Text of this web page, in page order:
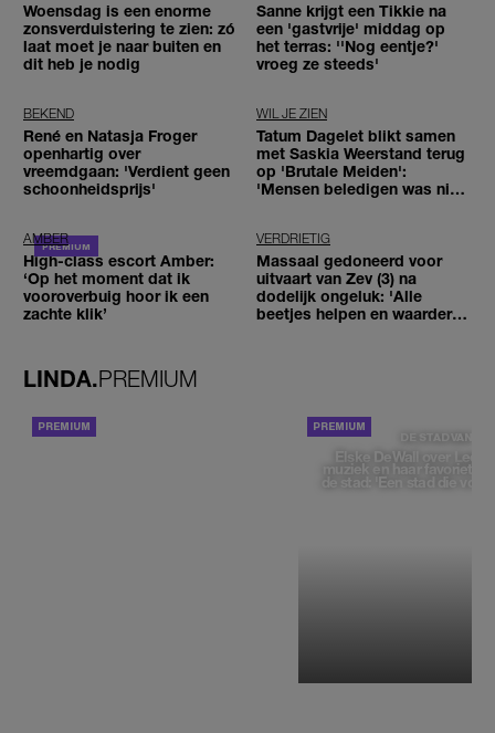
Woensdag is een enorme
zonsverduistering te zien: zó
laat moet je naar buiten en
dit heb je nodig
Sanne krijgt een Tikkie na
een 'gastvrije' middag op
het terras: ''Nog eentje?'
vroeg ze steeds'
BEKEND
René en Natasja Froger
openhartig over
vreemdgaan: 'Verdient geen
schoonheidsprijs'
WIL JE ZIEN
Tatum Dagelet blikt samen
met Saskia Weerstand terug
op 'Brutale Meiden':
'Mensen beledigen was niet
AMBER
High-class escort Amber:
‘Op het moment dat ik
vooroverbuig hoor ik een
zachte klik’
VERDRIETIG
Massaal gedoneerd voor
uitvaart van Zev (3) na
dodelijk ongeluk: 'Alle
beetjes helpen en waarderen
LINDA.PREMIUM
DE STAD VAN
Elske DeWall over
muziek en haar favoriete
de stad: 'Een stad die